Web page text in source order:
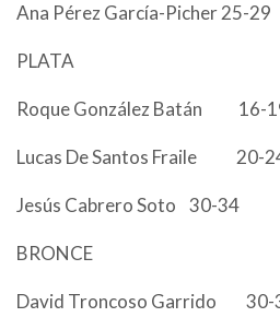
Ana Pérez García-Picher 25-29
PLATA
Roque González Batán 16-
Lucas De Santos Fraile 20-
Jesús Cabrero Soto 30-34
BRONCE
David Troncoso Garrido 30-